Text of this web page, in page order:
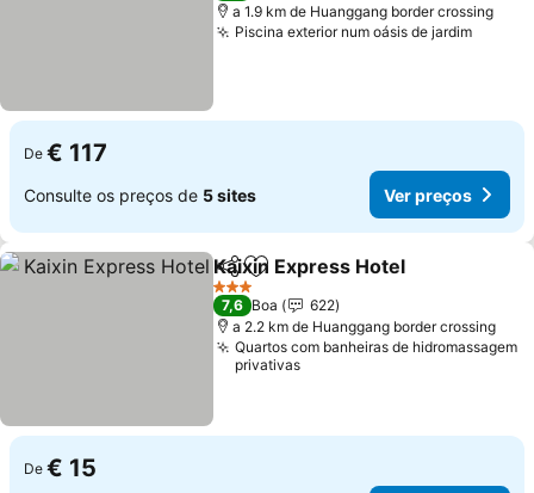
a 1.9 km de Huanggang border crossing
Piscina exterior num oásis de jardim
De € 117
Consulte os preços de 5 sites Ver preços
PartilharAdicionar aos favoritos
Kaixin Express Hotel
3 Estrelas
7,6 Boa
622
a 2.2 km de Huanggang border crossing
Quartos com banheiras de hidromassagem
privativas
De € 15